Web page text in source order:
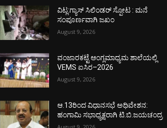
ವಿಟ್ಲ:ಗ್ಯಾಸ್ ಸಿಲಿಂಡರ್ ಸ್ಪೋಟ : ಮನೆ
ಸಂಪೂರ್ಣವಾಗಿ ಜಖಂ
August 9, 2026
ವಂಜಾರಕಟ್ಟೆ ಆಂಗ್ಲಮಾಧ್ಯಮ ಶಾಲೆಯಲ್ಲಿ
VEMS ಐಸಿರ–2026
August 9, 2026
ಆ.13ರಿಂದ ವಿಧಾನಸಭೆ ಅಧಿವೇಶನ:
ಹಂಗಾಮಿ ಸಭಾಧ್ಯಕ್ಷರಾಗಿ ಟಿ.ಬಿ.ಜಯಚಂದ್ರ